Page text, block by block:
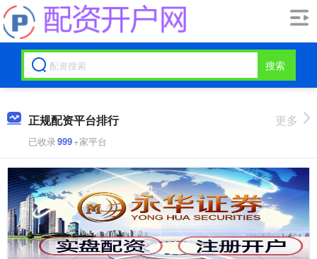
搜索
正规配资平台排行
已收录999+家平台
更多